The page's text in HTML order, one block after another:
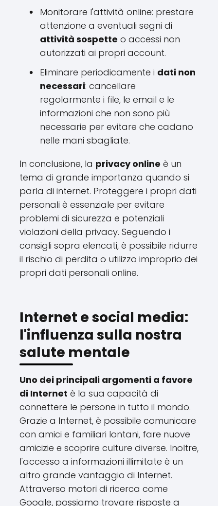
Monitorare l'attività online: prestare
attenzione a eventuali segni di
attività sospette o accessi non
autorizzati ai propri account.
Eliminare periodicamente i dati non
necessari: cancellare
regolarmente i file, le email e le
informazioni che non sono più
necessarie per evitare che cadano
nelle mani sbagliate.
In conclusione, la privacy online è un
tema di grande importanza quando si
parla di internet. Proteggere i propri dati
personali è essenziale per evitare
problemi di sicurezza e potenziali
violazioni della privacy. Seguendo i
consigli sopra elencati, è possibile ridurre
il rischio di perdita o utilizzo improprio dei
propri dati personali online.
Internet e social media:
l'influenza sulla nostra
salute mentale
Uno dei principali argomenti a favore
di Internet è la sua capacità di
connettere le persone in tutto il mondo.
Grazie a Internet, è possibile comunicare
con amici e familiari lontani, fare nuove
amicizie e scoprire culture diverse. Inoltre,
l'accesso a informazioni illimitate è un
altro grande vantaggio di Internet.
Attraverso motori di ricerca come
Google, possiamo trovare risposte a